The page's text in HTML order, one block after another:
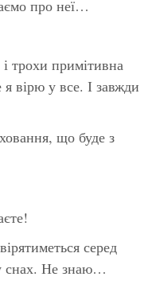
про неї…
трохи примітивна
вірю у все. І завжди
що буде з
серед
снах. Не знаю…